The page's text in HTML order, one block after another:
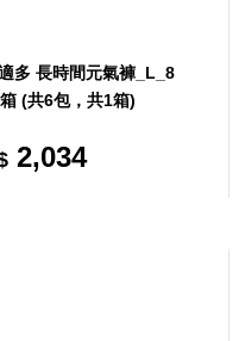
多 長時間元氣褲_L_8
(共6包，共1箱)
2,034